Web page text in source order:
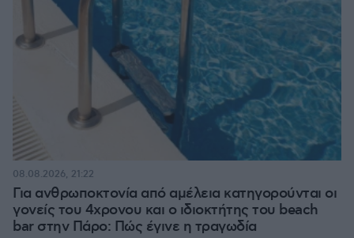
Για ανθρωποκτονία από αμέλεια κατηγορούνται οι
γονείς του 4χρονου και ο ιδιοκτήτης του beach
bar στην Πάρο: Πώς έγινε η τραγωδία
08.08.2026, 21:22